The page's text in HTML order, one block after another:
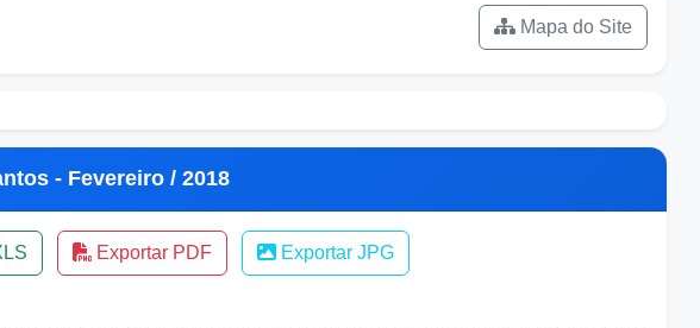
Mapa do Site
- Fevereiro / 2018
Exportar PDF Exportar JPG